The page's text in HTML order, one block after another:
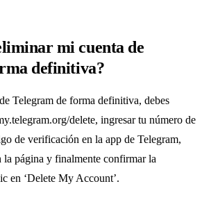
mi cuenta de
definitiva?
Telegram de forma definitiva, debes
delete, ingresar tu número de
de verificación en la app de Telegram,
la página y finalmente confirmar la
en ‘Delete My Account’.